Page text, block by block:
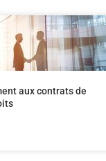
aux contrats de